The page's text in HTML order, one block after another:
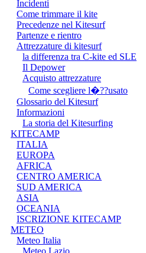
Incidenti
Come trimmare il kite
Precedenze nel Kitesurf
Partenze e rientro
Attrezzature di kitesurf
la differenza tra C-kite ed SLE
Il Depower
Acquisto attrezzature
Come scegliere l�??usato
Glossario del Kitesurf
Informazioni
La storia del Kitesurfing
KITECAMP
ITALIA
EUROPA
AFRICA
CENTRO AMERICA
SUD AMERICA
ASIA
OCEANIA
ISCRIZIONE KITECAMP
METEO
Meteo Italia
Meteo Lazio